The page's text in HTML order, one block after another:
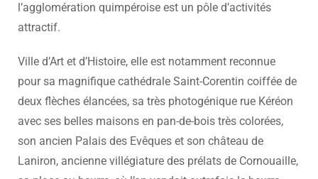
l’agglomération quimpéroise est un pôle d’activités
attractif.
Ville d’Art et d’Histoire, elle est notamment reconnue
pour sa magnifique cathédrale Saint-Corentin coiffée de
deux flèches élancées, sa très photogénique rue Kéréon
avec ses belles maisons en pan-de-bois très colorées,
son ancien Palais des Evêques et son château de
Laniron, ancienne villégiature des prélats de Cornouaille,